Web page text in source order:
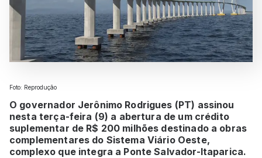
Foto: Reprodução
O governador Jerônimo Rodrigues (PT) assinou
nesta terça-feira (9) a abertura de um crédito
suplementar de R$ 200 milhões destinado a obras
complementares do Sistema Viário Oeste,
complexo que integra a Ponte Salvador-Itaparica.